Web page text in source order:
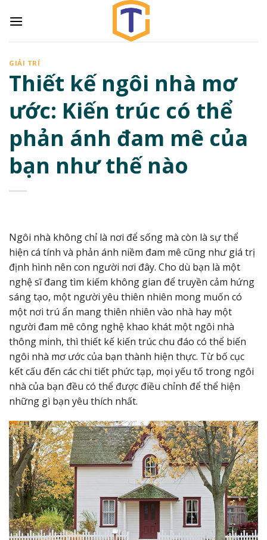
GIẢI TRÍ
Thiết kế ngôi nhà mơ
ước: Kiến trúc có thể
phản ánh đam mê của
bạn như thế nào
Ngôi nhà không chỉ là nơi để sống mà còn là sự thể
hiện cá tính và phản ánh niềm đam mê cũng như giá trị
định hình nên con người nơi đây. Cho dù bạn là một
nghệ sĩ đang tìm kiếm không gian để truyền cảm hứng
sáng tạo, một người yêu thiên nhiên mong muốn có
một nơi trú ẩn mang thiên nhiên vào nhà hay một
người đam mê công nghệ khao khát một ngôi nhà
thông minh, thì thiết kế kiến ​​trúc chu đáo có thể biến
ngôi nhà mơ ước của bạn thành hiện thực. Từ bố cục
kết cấu đến các chi tiết phức tạp, mọi yếu tố trong ngôi
nhà của bạn đều có thể được điều chỉnh để thể hiện
những gì bạn yêu thích nhất.